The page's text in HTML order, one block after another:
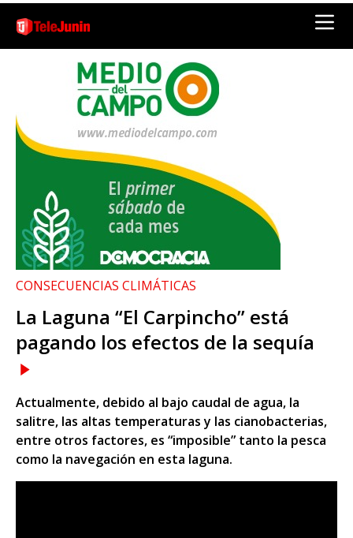
CONSECUENCIAS CLIMÁTICAS
La Laguna “El Carpincho” está
pagando los efectos de la sequía
Actualmente, debido al bajo caudal de agua, la
salitre, las altas temperaturas y las cianobacterias,
entre otros factores, es “imposible” tanto la pesca
como la navegación en esta laguna.